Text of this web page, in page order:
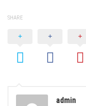
SHARE
admin